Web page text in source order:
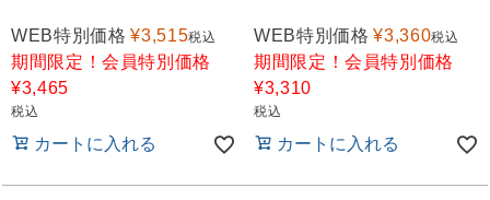
WEB特別価格 ¥3,515税込
期間限定！会員特別価格
¥3,465
税込
カートに入れる
WEB特別価格 ¥3,360税込
期間限定！会員特別価格
¥3,310
税込
カートに入れる